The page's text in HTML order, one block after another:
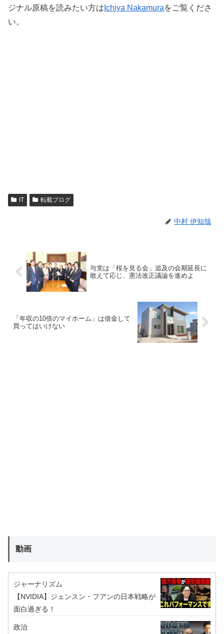
ジナル原稿を読みたい方は Ichiya Nakamuraをご覧くださ
い。
IT 転載ブログ
中村 伊知哉
与党は「桜を見る会」追及の会期延長に
敢えて応じ、憲法改正議論を進めよ
「年収の10倍のマイホーム」は借金して
買ってはいけない
動画
ジャーナリズム
【NVIDIA】ジェンスン・フアンの日本戦略が
面白過ぎる！
政治